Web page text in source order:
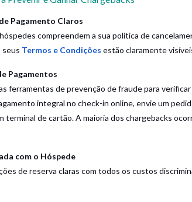
Pagamento Claros
compreendem a sua política de
seus Termos e Condições estão claramente
Pagamentos
ferramentas de prevenção de fraude para
integral no check-in online, envie um
terminal de cartão. A maioria dos chargebacks
com o Hóspede
de reserva claras com todos os custos